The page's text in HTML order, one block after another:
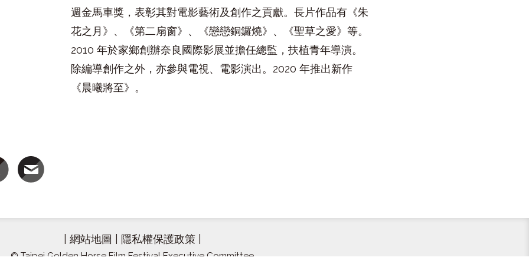
週金馬車獎，表彰其對電影藝術及創作之貢獻。長片作品有《朱
花之月》、《第二扇窗》、《戀戀銅鑼燒》、《聖草之愛》等。
2010 年於家鄉創辦奈良國際影展並擔任總監，扶植青年導演。
除編導創作之外，亦參與電視、電影演出。2020 年推出新作
《晨曦將至》。
網站地圖 隱私權保護政策|
© Taipei Golden Horse Film Festival Executive Committee